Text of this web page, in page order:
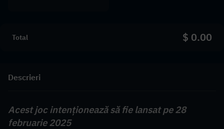
Total $ 0.00
Descrieri
Acest joc intenționează să fie lansat pe 28
februarie 2025